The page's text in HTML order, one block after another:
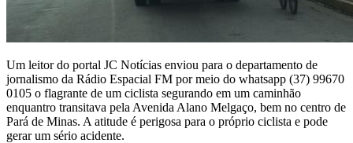
Um leitor do portal JC Notícias enviou para o departamento de
jornalismo da Rádio Espacial FM por meio do whatsapp (37) 99670
0105 o flagrante de um ciclista segurando em um caminhão
enquantro transitava pela Avenida Alano Melgaço, bem no centro de
Pará de Minas. A atitude é perigosa para o próprio ciclista e pode
gerar um sério acidente.